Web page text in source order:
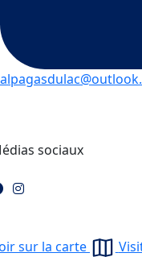
sociaux
sur la carte